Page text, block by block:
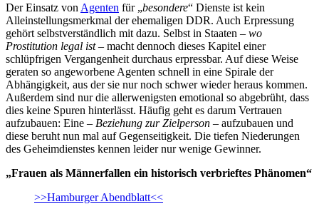
Der Einsatz von Agenten für „besondere“ Dienste ist kein
Alleinstellungsmerkmal der ehemaligen DDR. Auch Erpressung
gehört selbstverständlich mit dazu. Selbst in Staaten – wo
Prostitution legal ist– macht dennoch dieses Kapitel einer
schlüpfrigen Vergangenheit durchaus erpressbar. Auf diese Weise
geraten so angeworbene Agenten schnell in eine Spirale der
Abhängigkeit, aus der sie nur noch schwer wieder heraus kommen.
Außerdem sind nur die allerwenigsten emotional so abgebrüht, dass
dies keine Spuren hinterlässt. Häufig geht es darum Vertrauen
aufzubauen: Eine – Beziehung zur Zielperson – aufzubauen und
diese beruht nun mal auf Gegenseitigkeit. Die tiefen Niederungen
des Geheimdienstes kennen leider nur wenige Gewinner.
„Frauen als Männerfallen ein historisch verbrieftes Phänomen“
>>Hamburger Abendblatt<<